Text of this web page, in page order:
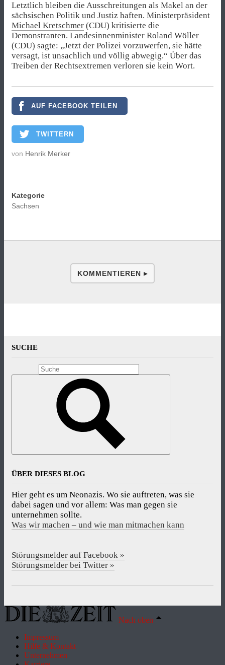
Letztlich bleiben die Ausschreitungen als Makel an der
sächsischen Politik und Justiz haften. Ministerpräsident
Michael Kretschmer (CDU) kritisierte die
Demonstranten. Landesinnenminister Roland Wöller
(CDU) sagte: „Jetzt der Polizei vorzuwerfen, sie hätte
versagt, ist unsachlich und völlig abwegig.“ Über das
Treiben der Rechtsextremen verloren sie kein Wort.
AUF FACEBOOK TEILEN
TWITTERN
von Henrik Merker
Kategorie
Sachsen
KOMMENTIEREN ▸
SUCHE
ÜBER DIESES BLOG
Hier geht es um Neonazis. Wo sie auftreten, was sie
dabei sagen und vor allem: Was man gegen sie
unternehmen sollte.
Was wir machen – und wie man mitmachen kann
Störungsmelder auf Facebook »
Störungsmelder bei Twitter »
Nach oben
Impressum
Hilfe & Kontakt
Unternehmen